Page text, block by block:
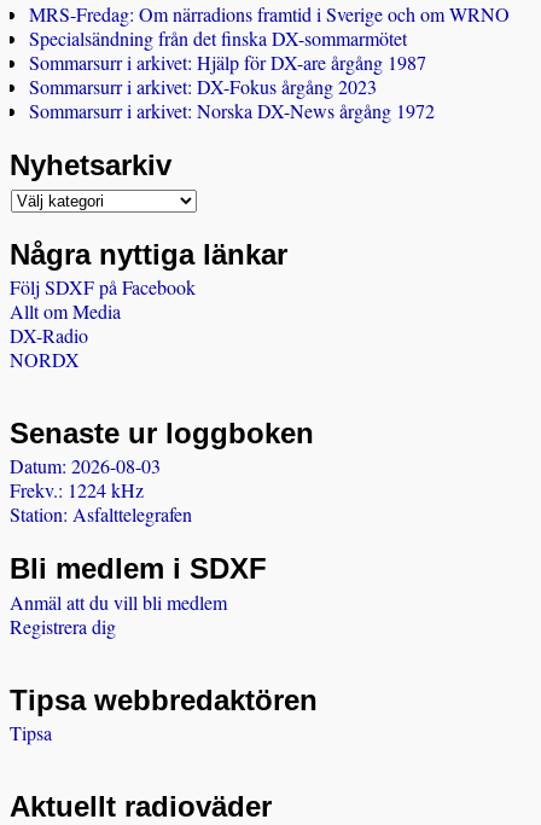
MRS-Fredag: Om närradions framtid i Sverige och om WRNO
Specialsändning från det finska DX-sommarmötet
Sommarsurr i arkivet: Hjälp för DX-are årgång 1987
Sommarsurr i arkivet: DX-Fokus årgång 2023
Sommarsurr i arkivet: Norska DX-News årgång 1972
Nyhetsarkiv
Några nyttiga länkar
Följ SDXF på Facebook
Allt om Media
DX-Radio
NORDX
Senaste ur loggboken
Datum: 2026-08-03
Frekv.: 1224 kHz
Station: Asfalttelegrafen
Bli medlem i SDXF
Anmäl att du vill bli medlem
Registrera dig
Tipsa webbredaktören
Tipsa
Aktuellt radioväder